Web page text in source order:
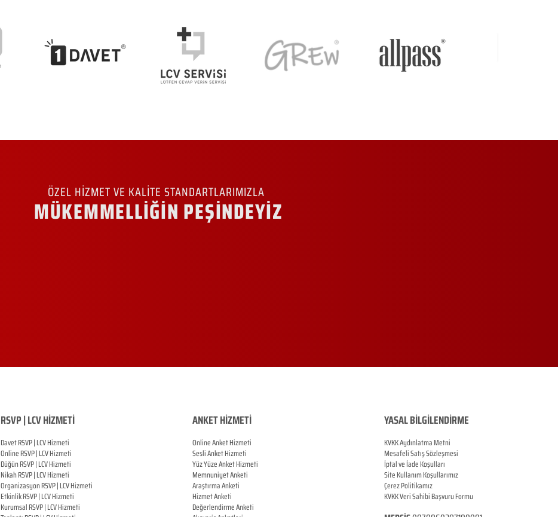
ÖZEL HİZMET VE KALİTE STANDARTLARIMIZLA
MÜKEMMELLİĞİN PEŞİNDEYİZ
RSVP | LCV HİZMETİ
Davet RSVP | LCV Hizmeti
OnlineRSVP |LCV Hizmeti
DüğünRSVP |LCV Hizmeti
NikahRSVP |LCV Hizmeti
OrganizasyonRSVP |LCV Hizmeti
EtkinlikRSVP |LCV Hizmeti
KurumsalRSVP |LCV Hizmeti
ANKET HİZMETİ
Online Anket Hizmeti
Sesli Anket Hizmeti
Yüz Yüze Anket Hizmeti
Memnuniyet Anketi
Araştırma Anketi
Hizmet Anketi
Değerlendirme Anketi
YASAL BİLGİLENDİRME
KVKK Aydınlatma Metni
Mesafeli Satış Sözleşmesi
İptal ve İade Koşulları
Site Kullanım Koşullarımız
Çerez Politikamız
KVKK Veri Sahibi Başvuru Formu